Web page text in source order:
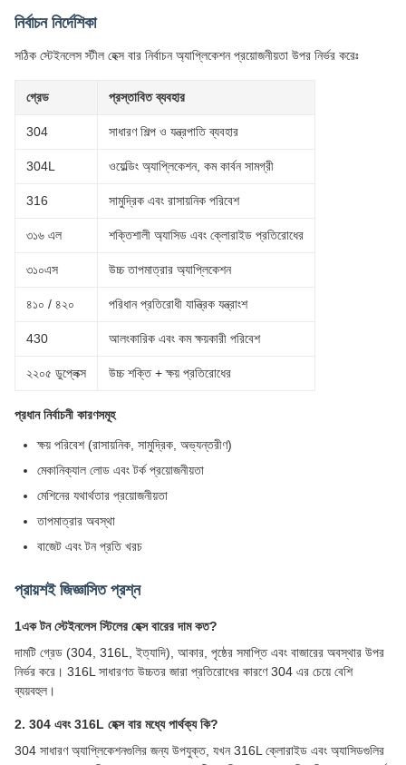
নির্বাচন নির্দেশিকা
সঠিক স্টেইনলেস স্টীল হেক্স বার নির্বাচন অ্যাপ্লিকেশন প্রয়োজনীয়তা উপর নির্ভর করেঃ
গ্রেড প্রস্তাবিত ব্যবহার
304 সাধারণ শিল্প ও যন্ত্রপাতি ব্যবহার
304L ওয়েল্ডিং অ্যাপ্লিকেশন, কম কার্বন সামগ্রী
316 সামুদ্রিক এবং রাসায়নিক পরিবেশ
৩১৬ এল শক্তিশালী অ্যাসিড এবং ক্লোরাইড প্রতিরোধের
৩১০এস উচ্চ তাপমাত্রার অ্যাপ্লিকেশন
৪১০ / ৪২০ পরিধান প্রতিরোধী যান্ত্রিক যন্ত্রাংশ
430 আলংকারিক এবং কম ক্ষয়কারী পরিবেশ
২২০৫ ডুপ্লেক্স উচ্চ শক্তি + ক্ষয় প্রতিরোধের
প্রধান নির্বাচনী কারণসমূহ
ক্ষয় পরিবেশ (রাসায়নিক, সামুদ্রিক, অভ্যন্তরীণ)
মেকানিক্যাল লোড এবং টর্ক প্রয়োজনীয়তা
মেশিনের যথার্থতার প্রয়োজনীয়তা
তাপমাত্রার অবস্থা
বাজেট এবং টন প্রতি খরচ
প্রায়শই জিজ্ঞাসিত প্রশ্ন
1এক টন স্টেইনলেস স্টিলের হেক্স বারের দাম কত?
দামটি গ্রেড (304, 316L, ইত্যাদি), আকার, পৃষ্ঠের সমাপ্তি এবং বাজারের অবস্থার উপর
নির্ভর করে। 316L সাধারণত উচ্চতর জারা প্রতিরোধের কারণে 304 এর চেয়ে বেশি
ব্যয়বহুল।
2. 304 এবং 316L হেক্স বার মধ্যে পার্থক্য কি?
304 সাধারণ অ্যাপ্লিকেশনগুলির জন্য উপযুক্ত, যখন 316L ক্লোরাইড এবং অ্যাসিডগুলির